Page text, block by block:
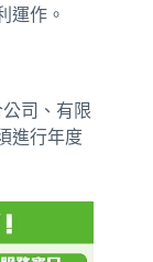
運作。
司、有限
進行年度